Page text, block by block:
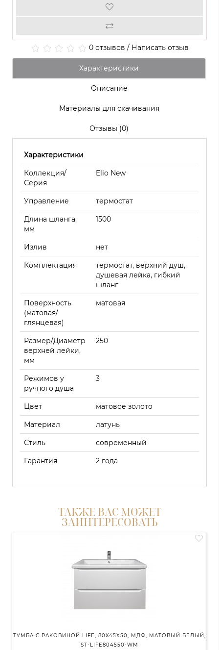
0 отзывов / Написать отзыв
Характеристики
Описание
Материалы для скачивания
Отзывы (0)
Характеристики
Коллекция/
Серия
Elio New
Управление термостат
Длина шланга,
мм
1500
Излив нет
Комплектация
термостат, верхний душ,
душевая лейка, гибкий
шланг
Поверхность
(матовая/
глянцевая)
матовая
Размер/Диаметр
верхней лейки,
мм
250
Режимов у
ручного душа
3
Цвет матовое золото
Материал латунь
Стиль современный
Гарантия 2 года
ТАКЖЕ ВАС МОЖЕТ
ЗАИНТЕРЕСОВАТЬ
ТУМБА С РАКОВИНОЙ LIFE, 80X45X50, МДФ, МАТОВЫЙ БЕЛЫЙ,
ST-LIFE804550-WM